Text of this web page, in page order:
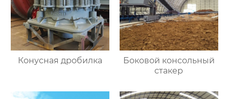
Конусная дробилка
Боковой консольный
стакер